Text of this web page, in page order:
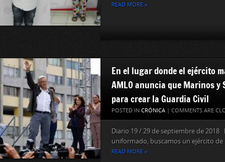
READ MORE »
En el lugar donde el ejército
AMLO anuncia que Marinos y
para crear la Guardia Civil
POSTED IN CRÓNICA | COMMENTS ARE
Diario 19 / 29 de septiembre de 2018
uniformado, buscamos un ejército de
READ MORE »